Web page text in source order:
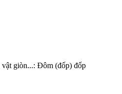
vật giòn...: Đôm (đốp) đốp